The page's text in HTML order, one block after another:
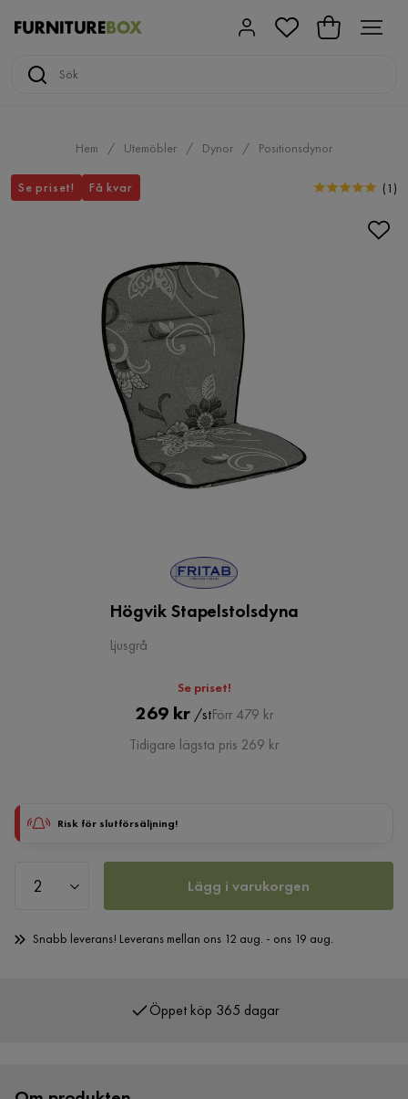
Hem Utemöbler Dynor Positionsdynor
Se priset! Få kvar (1 )
Högvik Stapelstolsdyna
Ljusgrå
Se priset!
Pris
269 kr /stOriginal
Pris
Förr 479 kr
Tidigare lägsta pris 269 kr
Risk för slutförsäljning!
Lägg i varukorgen
Snabb leverans! Leverans mellan ons 12 aug. - ons 19 aug.
Öppet köp 365 dagar